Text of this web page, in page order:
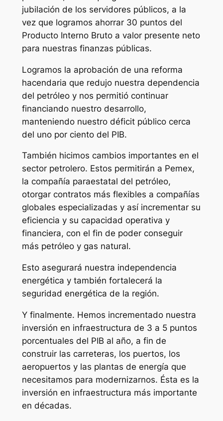
jubilación de los servidores públicos, a la
vez que logramos ahorrar 30 puntos del
Producto Interno Bruto a valor presente neto
para nuestras finanzas públicas.
Logramos la aprobación de una reforma
hacendaria que redujo nuestra dependencia
del petróleo y nos permitió continuar
financiando nuestro desarrollo,
manteniendo nuestro déficit público cerca
del uno por ciento del PIB.
También hicimos cambios importantes en el
sector petrolero. Estos permitirán a Pemex,
la compañía paraestatal del petróleo,
otorgar contratos más flexibles a compañías
globales especializadas y así incrementar su
eficiencia y su capacidad operativa y
financiera, con el fin de poder conseguir
más petróleo y gas natural.
Esto asegurará nuestra independencia
energética y también fortalecerá la
seguridad energética de la región.
Y finalmente. Hemos incrementado nuestra
inversión en infraestructura de 3 a 5 puntos
porcentuales del PIB al año, a fin de
construir las carreteras, los puertos, los
aeropuertos y las plantas de energía que
necesitamos para modernizarnos. Ésta es la
inversión en infraestructura más importante
en décadas.